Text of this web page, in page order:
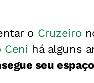
o Cruzeiro
Ceni há alguns
seu